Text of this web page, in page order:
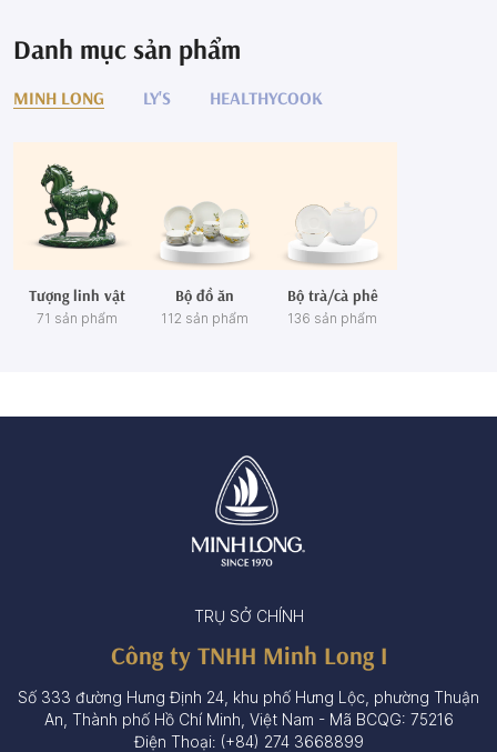
Danh mục sản phẩm
MINH LONG LY'S HEALTHYCOOK
Tượng linh vật
71 sản phẩm
Bộ đồ ăn
112 sản phẩm
Bộ trà/cà phê
136 sản phẩm
TRỤ SỞ CHÍNH
Công ty TNHH Minh Long I
Số 333 đường Hưng Định 24, khu phố Hưng Lộc, phường Thuận
An, Thành phố Hồ Chí Minh, Việt Nam - Mã BCQG: 75216
Điện Thoại: (+84) 274 3668899